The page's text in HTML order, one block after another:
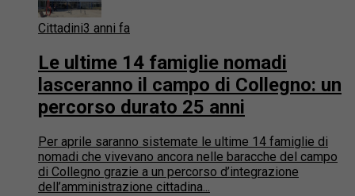
Cittadini3 anni fa
Le ultime 14 famiglie nomadi
lasceranno il campo di Collegno: un
percorso durato 25 anni
Per aprile saranno sistemate le ultime 14 famiglie di
nomadi che vivevano ancora nelle baracche del campo
di Collegno grazie a un percorso d’integrazione
dell’amministrazione cittadina...